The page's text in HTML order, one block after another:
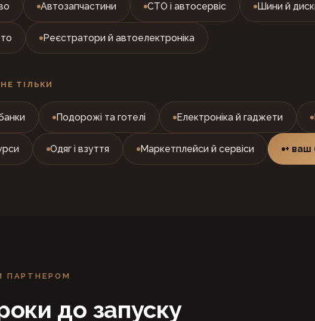
Автозапчастини СТО і автосервіс Шини й
Реєстратори й автоелектроніка
НЕ ТІЛЬКИ
Подорожі та готелі Електроніка й гаджети
Одяг і взуття Маркетплейси й сервіси +
ПАРТНЕРОМ
до запуску